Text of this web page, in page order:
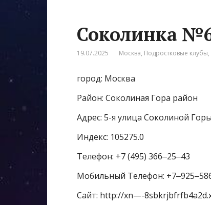
Соколинка
19.07.2025 Москва, Подростковые клубы,
город: Москва
Район: Соколиная Гора район
Адрес: 5-я улица Соколиной
Индекс: 105275.0
Телефон: +7 (495) 366‒25‒43
Мобильный Телефон:
Сайт: http://xn—-